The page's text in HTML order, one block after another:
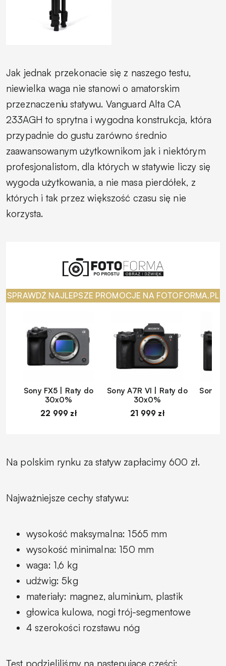
Jak jednak przekonacie się z naszego testu,
niewielka waga nie stanowi o amatorskim
przeznaczeniu statywu. Vanguard Alta CA
233AGH to sprytna i wygodna konstrukcja, która
przypadnie do gustu zarówno średnio
zaawansowanym użytkownikom jak i niektórym
profesjonalistom, dla których w statywie liczy się
wygoda użytkowania, a nie masa pierdółek, z
których i tak przez większość czasu się nie
korzysta.
SPRAWDŹ NAJLEPSZE PROMOCJE NA FOTOFORMA.PL
Sony FX5 | Raty do
30x0%
22 999 zł
Sony A7R VI | Raty do
30x0%
21 999 zł
Sony
Na polskim rynku za statyw zapłacimy 600 zł.
Najważniejsze cechy statywu:
wysokość maksymalna: 1565 mm
wysokość minimalna: 150 mm
waga: 1,6 kg
udźwig: 5kg
materiały: magnez, aluminium, plastik
głowica kulowa, nogi trój-segmentowe
4 szerokości rozstawu nóg
Test podzieliliśmy na następujące części: